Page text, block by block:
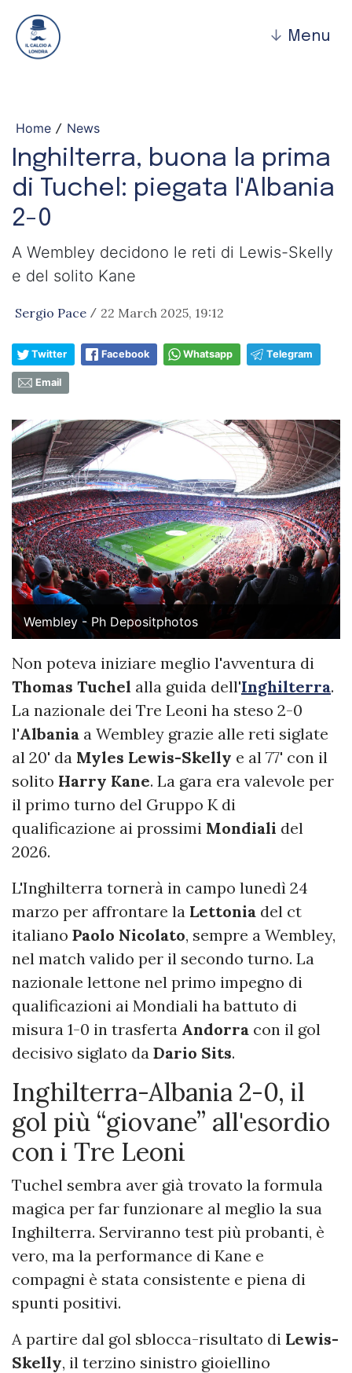
↓ Menu
Home / News
Inghilterra, buona la prima
di Tuchel: piegata l'Albania
2-0
A Wembley decidono le reti di Lewis-Skelly
e del solito Kane
Sergio Pace / 22 March 2025, 19:12
Twitter Facebook Whatsapp Telegram
Email
Wembley - Ph Depositphotos
Non poteva iniziare meglio l'avventura di
Thomas Tuchel alla guida dell'Inghilterra.
La nazionale dei Tre Leoni ha steso 2-0
l'Albania a Wembley grazie alle reti siglate
al 20' da Myles Lewis-Skelly e al 77' con il
solito Harry Kane. La gara era valevole per
il primo turno del Gruppo K di
qualificazione ai prossimi Mondiali del
2026.
L'Inghilterra tornerà in campo lunedì 24
marzo per affrontare la Lettonia del ct
italiano Paolo Nicolato, sempre a Wembley,
nel match valido per il secondo turno. La
nazionale lettone nel primo impegno di
qualificazioni ai Mondiali ha battuto di
misura 1-0 in trasferta Andorra con il gol
decisivo siglato da Dario Sits.
Inghilterra-Albania 2-0, il
gol più “giovane” all'esordio
con i Tre Leoni
Tuchel sembra aver già trovato la formula
magica per far funzionare al meglio la sua
Inghilterra. Serviranno test più probanti, è
vero, ma la performance di Kane e
compagni è stata consistente e piena di
spunti positivi.
A partire dal gol sblocca-risultato di Lewis-
Skelly, il terzino sinistro gioiellino